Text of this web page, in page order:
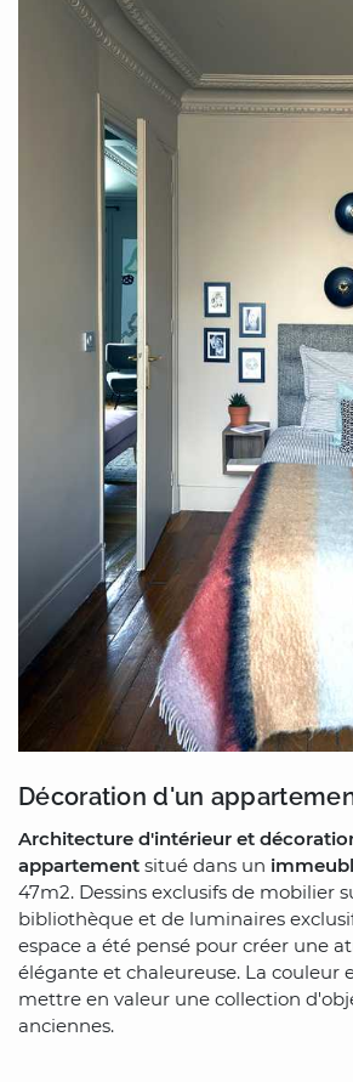
Décoration d'un
Architecture d'intérieur et
appartement situé dans un
47m2. Dessins exclusifs de mobilier
bibliothèque et de luminaires
espace a été pensé pour créer une
élégante et chaleureuse. La couleur
mettre en valeur une collection
anciennes.